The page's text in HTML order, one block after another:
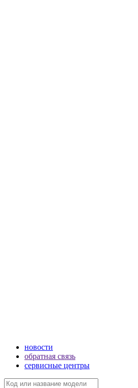
новости
обратная связь
сервисные центры